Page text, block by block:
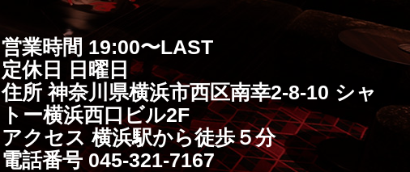
営業時間 19:00〜LAST
定休日 日曜日
住所 神奈川県横浜市西区南幸2-8-10 シャ
トー横浜西口ビル2F
アクセス 横浜駅から徒歩５分
電話番号 045-321-7167